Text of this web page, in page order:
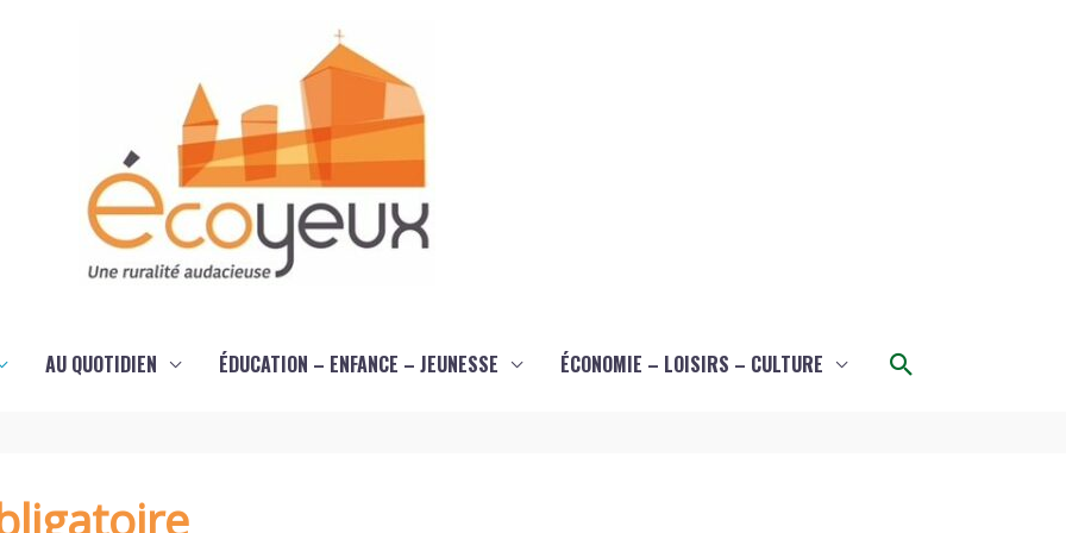
AU QUOTIDIEN ÉDUCATION – ENFANCE – JEUNESSE ÉCONOMIE – LOISIRS – CULTURE Rechercher